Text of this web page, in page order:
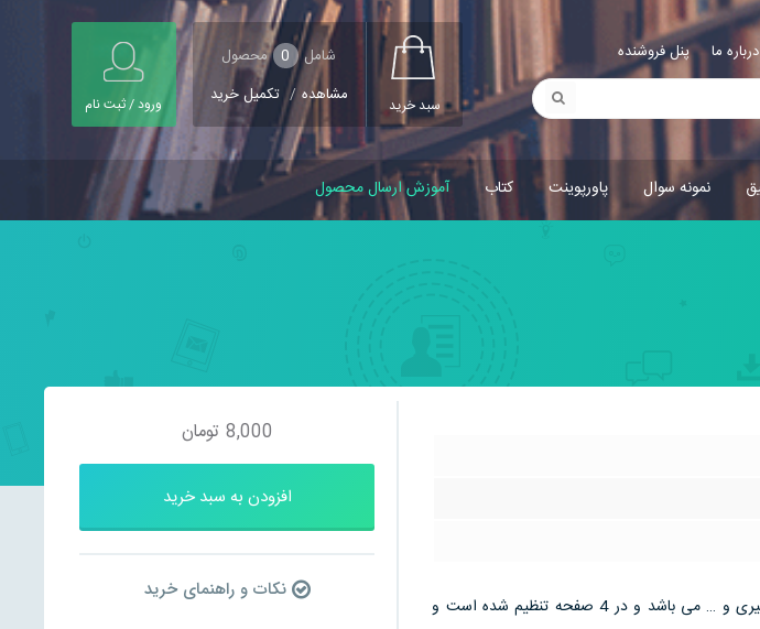
درباره ما پنل فروشنده
سبد خرید
شامل 0 محصول
مشاهده / تکمیل خرید ورود / ثبت نام
نمونه سوال پاورپوینت کتاب آموزش ارسال محصول
این تحقیق مقاله دارای موضوعاتی همچون مقدمه تحلیل نتیجه گیری و … می باشد و در 4 صفحه تنظیم شده است و
8,000 تومان
افزودن به سبد خرید
نکات و راهنمای خرید